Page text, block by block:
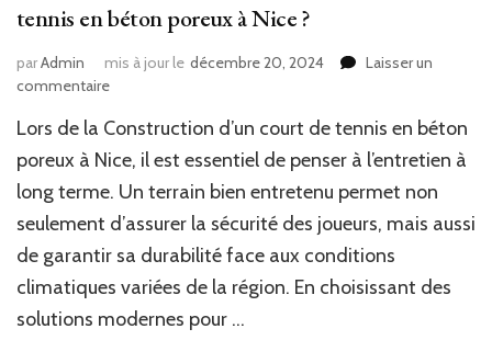
tennis en béton poreux à Nice ?
parAdmin mis à jour le décembre 20, 2024
Laisser un
commentairesur
inclure
des
modernes
pour
l’entretien
dans
la
Construction
Lors de la Construction d’un court de tennis en béton
poreux à Nice, il est essentiel de penser à l’entretien à
long terme. Un terrain bien entretenu permet non
seulement d’assurer la sécurité des joueurs, mais aussi
de garantir sa durabilité face aux conditions
climatiques variées de la région. En choisissant des
solutions modernes pour …